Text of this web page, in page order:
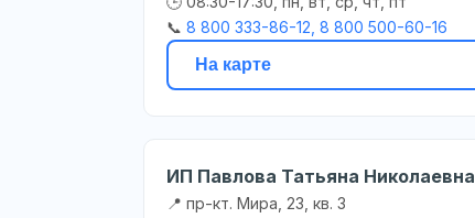
📞 8 800 333-86-12, 8 800 500-60-16
На карте
ИП Павлова Татьяна Николаевна
📍 пр-кт. Мира, 23, кв. 3